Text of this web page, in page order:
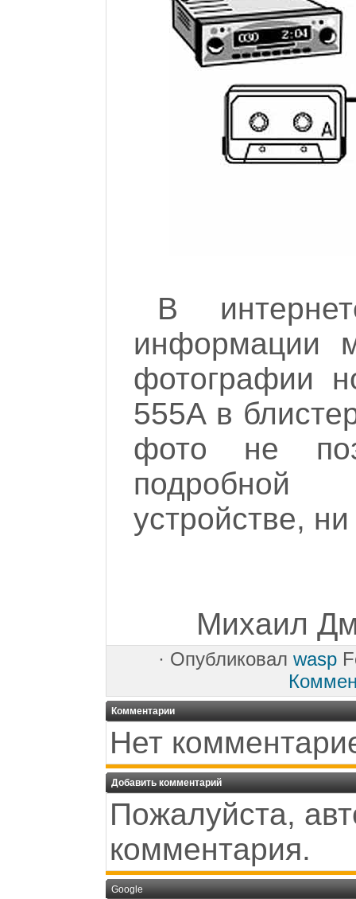
В
информации
фотографии
555A в
фото не
устройстве,
Михаил
· Опубликовал wasp
Комментарии
Нет
Добавить комментарий
Пожалуйста,
комментария.
Google